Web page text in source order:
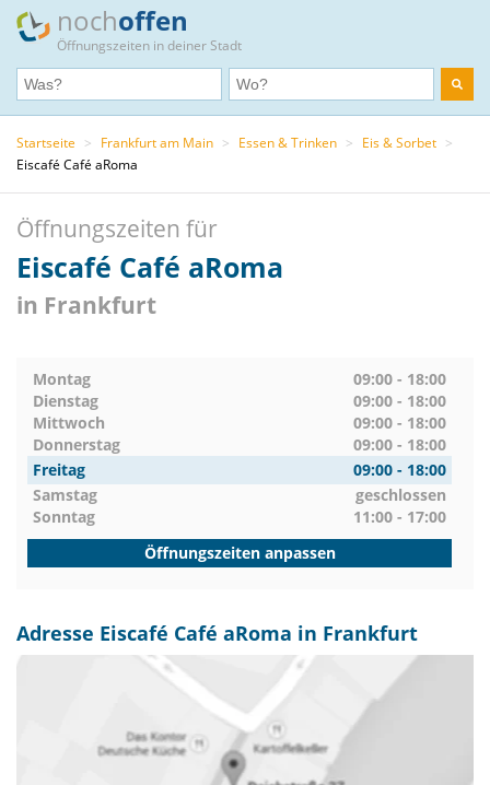
nochoffen
Öffnungszeiten in deiner Stadt
Startseite > Frankfurt am Main > Essen & Trinken > Eis & Sorbet >
Eiscafé Café aRoma
Öffnungszeiten für
Eiscafé Café aRoma
in Frankfurt
Montag
09:00 - 18:00
Dienstag
09:00 - 18:00
Mittwoch
09:00 - 18:00
Donnerstag
09:00 - 18:00
Freitag
09:00 - 18:00
Samstag
geschlossen
Sonntag
11:00 - 17:00
Öffnungszeiten anpassen
Adresse Eiscafé Café aRoma in Frankfurt